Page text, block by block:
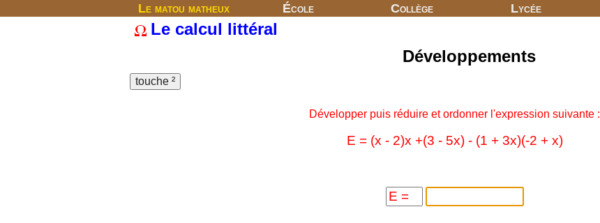
Le matou matheux École Collège Lycée
Le calcul littéral
Développements
Développer puis réduire et ordonner l'expression suivante :